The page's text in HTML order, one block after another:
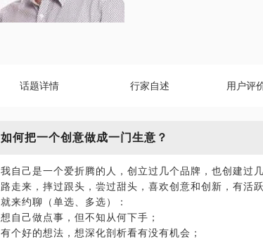
话题详情 行家自述 用户评
如何把一个创意做成一门生意？
我自己是一个爱折腾的人，创立过几个品牌，也创建过
路走来，摔过跟头，尝过甜头，喜欢创意和创新，有活
就来约聊（单选、多选）：
想自己做点事，但不知从何下手；
有个好的想法，想深化剖析看有没有机会；